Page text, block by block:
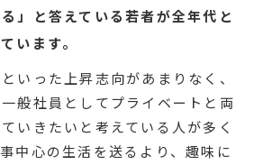
」と答えている若者が全年代と
います。
いった上昇志向があまりなく、
般社員としてプライベートと両
いきたいと考えている人が多く
中心の生活を送るより、趣味に